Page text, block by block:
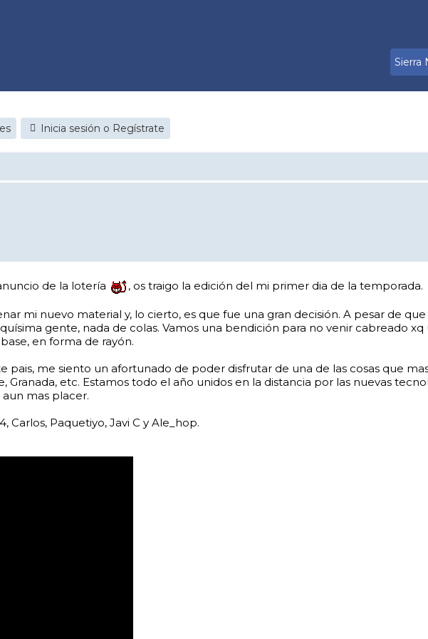
Inicia sesión o Regístrate
de la lotería , os traigo la edición del mi primer dia de la temporada.
mi nuevo material y, lo cierto, es que fue una gran decisión. A pesar de
gente, nada de colas. Vamos una bendición para no venir cabreado xq
en forma de rayón.
me siento un afortunado de poder disfrutar de una de las cosas que
Granada, etc. Estamos todo el año unidos en la distancia por las nuevas
mas placer.
Carlos, Paquetiyo, Javi C y Ale_hop.